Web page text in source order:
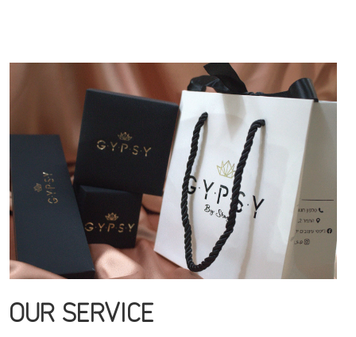
OUR SERVICE